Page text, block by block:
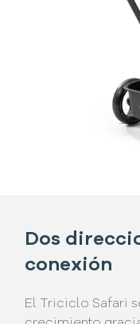
Dos
conexión
El Triciclo Safari